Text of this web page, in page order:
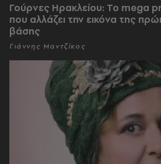
Γούρνες Ηρακλείου: To mega
που αλλάζει την εικόνα της
βάσης
Γιάννης Μαντζίκος